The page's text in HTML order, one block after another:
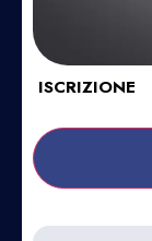
ISCRIZIONE